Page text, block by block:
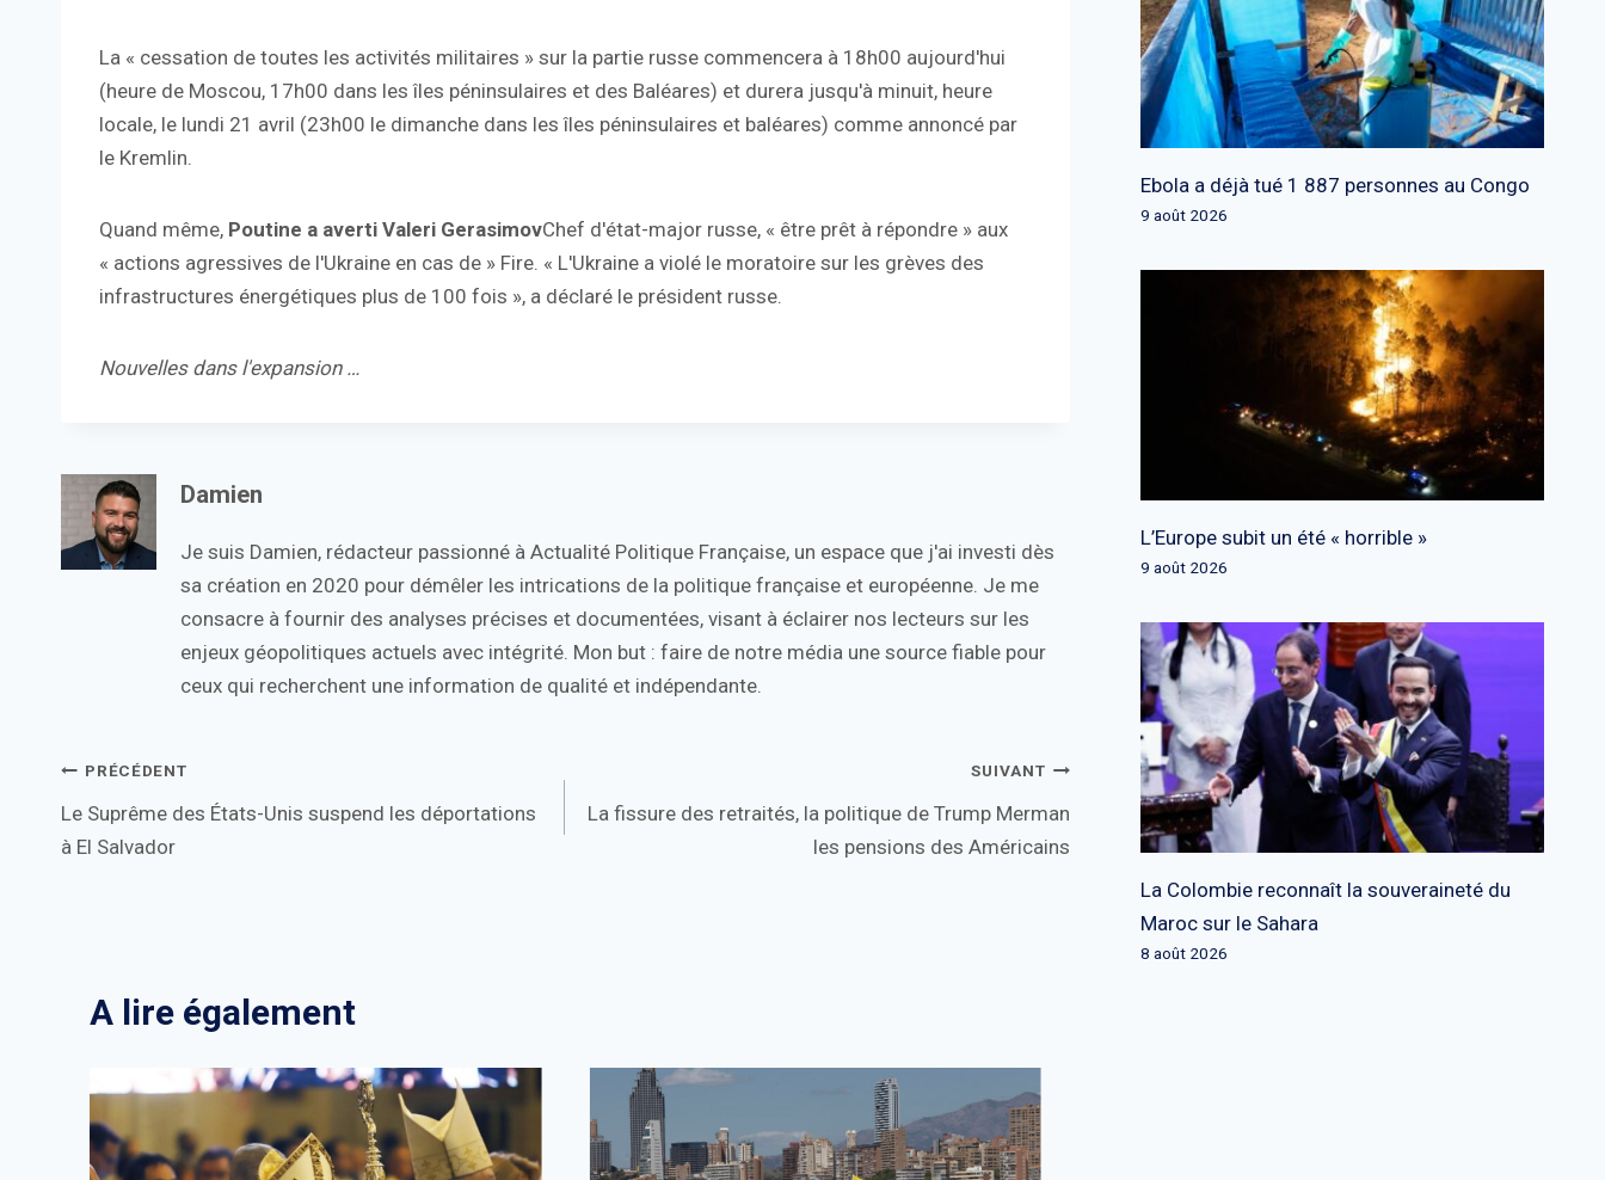
La « cessation de toutes les activités militaires » sur la partie russe commencera à 18h00 aujourd'hui
(heure de Moscou, 17h00 dans les îles péninsulaires et des Baléares) et durera jusqu'à minuit, heure
locale, le lundi 21 avril (23h00 le dimanche dans les îles péninsulaires et baléares) comme annoncé par
le Kremlin.
Quand même, Poutine a averti Valeri GerasimovChef d'état-major russe, « être prêt à répondre » aux
« actions agressives de l'Ukraine en cas de » Fire. « L'Ukraine a violé le moratoire sur les grèves des
infrastructures énergétiques plus de 100 fois », a déclaré le président russe.
Nouvelles dans l'expansion …
Damien
Je suis Damien, rédacteur passionné à Actualité Politique Française, un espace que j'ai investi dès
sa création en 2020 pour démêler les intrications de la politique française et européenne. Je me
consacre à fournir des analyses précises et documentées, visant à éclairer nos lecteurs sur les
enjeux géopolitiques actuels avec intégrité. Mon but : faire de notre média une source fiable pour
ceux qui recherchent une information de qualité et indépendante.
Navigation
de
PRÉCÉDENT
Le Suprême des États-Unis suspend les déportations
à El Salvador
SUIVANT
La fissure des retraités, la politique de Trump Merman
les pensions des Américains
A lire également
Ebola a déjà tué 1 887 personnes au Congo
9 août 2026
L’Europe subit un été « horrible »
9 août 2026
La Colombie reconnaît la souveraineté du
Maroc sur le Sahara
8 août 2026